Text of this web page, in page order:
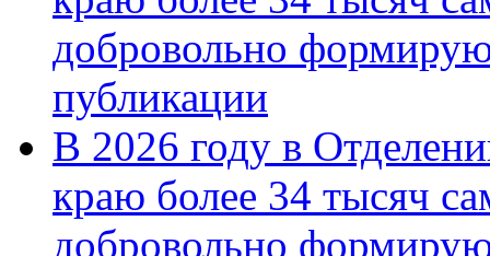
добровольно
публикации
В 2026 году в
краю более 34 тысяч
добровольно